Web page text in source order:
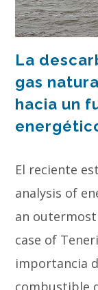
La
gas
hacia un
El reciente
analysis of
an
case of
importancia
combustible